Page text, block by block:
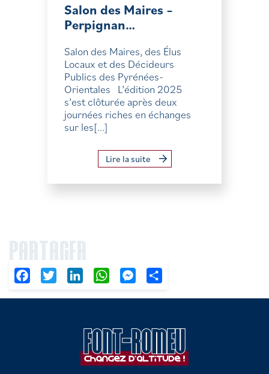
Salon des Maires –
Perpignan…
Salon des Maires, des Élus
Locaux et des Décideurs
Publics des Pyrénées-
Orientales L’édition 2025
s’est clôturée après deux
journées riches en échanges
sur les[...]
Lire la suite
PARTAGER
FacebookTwitter LinkedIn WhatsAppMessenger